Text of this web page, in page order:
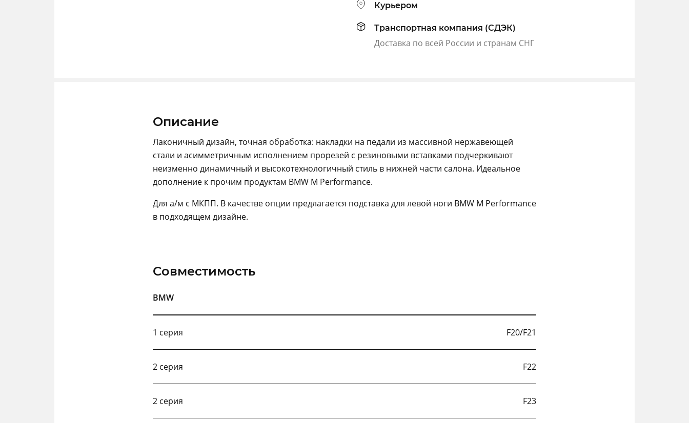
Курьером
Транспортная компания (СДЭК)
Доставка по всей России и странам СНГ
Описание
Лаконичный дизайн, точная обработка: накладки на педали из массивной нержавеющей
стали и асимметричным исполнением прорезей с резиновыми вставками подчеркивают
неизменно динамичный и высокотехнологичный стиль в нижней части салона. Идеальное
дополнение к прочим продуктам BMW M Performance.
Для а/м с МКПП. В качестве опции предлагается подставка для левой ноги BMW M Performance
в подходящем дизайне.
Совместимость
BMW
1 серия F20/F21
2 серия F22
2 серия F23